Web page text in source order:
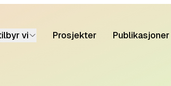
vi Prosjekter Publikasjoner